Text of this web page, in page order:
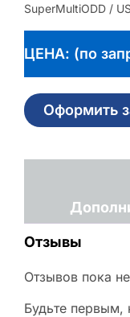
SuperMultiODD /
ЦЕНА: (по
Оформить
Отзывы
Отзывов пока
Будьте первым,